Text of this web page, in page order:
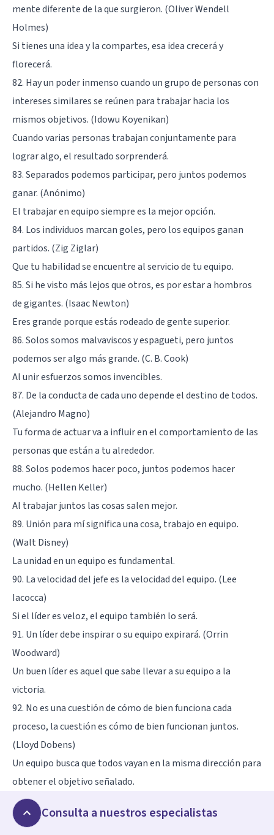
mente diferente de la que surgieron. (Oliver Wendell
Holmes)
Si tienes una idea y la compartes, esa idea crecerá y
florecerá.
82. Hay un poder inmenso cuando un grupo de personas con
intereses similares se reúnen para trabajar hacia los
mismos objetivos. (Idowu Koyenikan)
Cuando varias personas trabajan conjuntamente para
lograr algo, el resultado sorprenderá.
83. Separados podemos participar, pero juntos podemos
ganar. (Anónimo)
El trabajar en equipo siempre es la mejor opción.
84. Los individuos marcan goles, pero los equipos ganan
partidos. (Zig Ziglar)
Que tu habilidad se encuentre al servicio de tu equipo.
85. Si he visto más lejos que otros, es por estar a hombros
de gigantes. (Isaac Newton)
Eres grande porque estás rodeado de gente superior.
86. Solos somos malvaviscos y espagueti, pero juntos
podemos ser algo más grande. (C. B. Cook)
Al unir esfuerzos somos invencibles.
87. De la conducta de cada uno depende el destino de todos.
(Alejandro Magno)
Tu forma de actuar va a influir en el comportamiento de las
personas que están a tu alrededor.
88. Solos podemos hacer poco, juntos podemos hacer
mucho. (Hellen Keller)
Al trabajar juntos las cosas salen mejor.
89. Unión para mí significa una cosa, trabajo en equipo.
(Walt Disney)
La unidad en un equipo es fundamental.
90. La velocidad del jefe es la velocidad del equipo. (Lee
Iacocca)
Si el líder es veloz, el equipo también lo será.
91. Un líder debe inspirar o su equipo expirará. (Orrin
Woodward)
Un buen líder es aquel que sabe llevar a su equipo a la
victoria.
92. No es una cuestión de cómo de bien funciona cada
proceso, la cuestión es cómo de bien funcionan juntos.
(Lloyd Dobens)
Un equipo busca que todos vayan en la misma dirección para
obtener el objetivo señalado.
93. Los grandes equipos no se guardan secretos. No temen
hablar de los asuntos personales. Admiten los errores, las
Consulta a nuestros especialistas